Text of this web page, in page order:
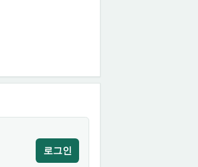
로그인